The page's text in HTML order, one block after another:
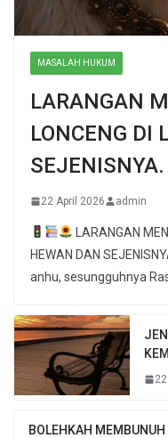
MASALAH HUKUM
LARANGAN
LONCENG DI
SEJENISNYA.
22 April 2026 admin
LARANGAN
HEWAN DAN
BOLEHKAH